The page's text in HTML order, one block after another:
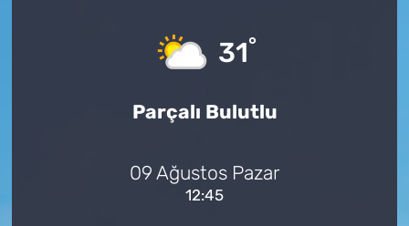
31°
Parçalı Bulutlu
09 Ağustos Pazar
12:45